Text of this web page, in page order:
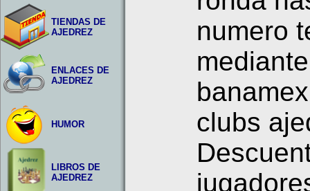
TIENDAS DE
AJEDREZ
ENLACES DE
AJEDREZ
HUMOR
LIBROS DE
AJEDREZ
numero
clubs